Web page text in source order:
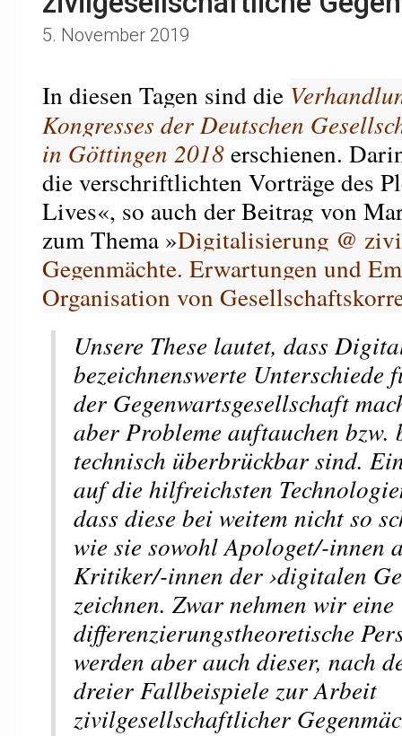
5. November 2019
In diesen Tagen sind die
Kongresses der Deutschen
in Göttingen 2018erschienen.
die verschriftlichten Vorträge des
Lives«, so auch der Beitrag von
zum Thema »Digitalisierung @
Gegenmächte. Erwartungen und
Organisation von
Unsere These lautet, dass
bezeichnenswerte
der Gegenwartsgesellschaft
aber Probleme auftauchen bzw.
technisch überbrückbar sind.
auf die hilfreichsten
dass diese bei weitem nicht so
wie sie sowohl Apologet/-innen
Kritiker/-innen der ›digitalen
zeichnen. Zwar nehmen wir eine
differenzierungstheoretische
werden aber auch dieser, nach
dreier Fallbeispiele zur Arbeit
zivilgesellschaftlicher